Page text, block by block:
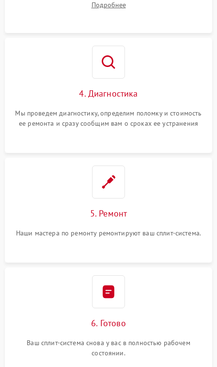
Подробнее
4. Диагностика
Мы проведем диагностику, определим поломку и стоимость
ее ремонта и сразу сообщим вам о сроках ее устранения
5. Ремонт
Наши мастера по ремонту ремонтируют ваш сплит-система.
6. Готово
Ваш сплит-система снова у вас в полностью рабочем
состоянии.